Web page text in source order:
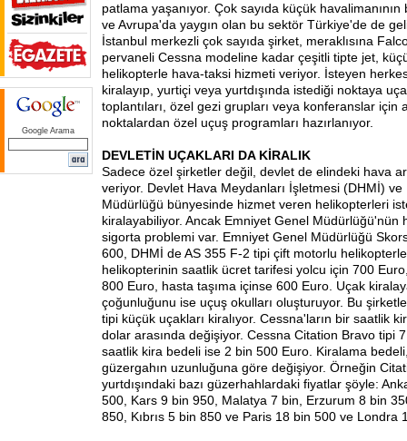
Google Arama
patlama yaşanıyor. Çok sayıda küçük
ve Avrupa'da yaygın olan bu sektör Türkiye'de de
İstanbul merkezli çok sayıda şirket, meraklısına
pervaneli Cessna modeline kadar çeşitli tipte jet,
helikopterle hava-taksi hizmeti veriyor. İsteyen
kiralayıp, yurtiçi veya yurtdışında istediği noktaya
toplantıları, özel gezi grupları veya konferanslar için
noktalardan özel uçuş programları hazırlanıyor.
DEVLETİN UÇAKLARI DA KİRALIK
Sadece özel şirketler değil, devlet de elindeki hava
veriyor. Devlet Hava Meydanları İşletmesi (DHMİ)
Müdürlüğü bünyesinde hizmet veren helikopterleri
kiralayabiliyor. Ancak Emniyet Genel Müdürlüğü'nün
sigorta problemi var. Emniyet Genel Müdürlüğü
600, DHMİ de AS 355 F-2 tipi çift motorlu
helikopterinin saatlik ücret tarifesi yolcu için 700
800 Euro, hasta taşıma içinse 600 Euro. Uçak
çoğunluğunu ise uçuş okulları oluşturuyor. Bu
tipi küçük uçakları kiralıyor. Cessna'ların bir saatlik
dolar arasında değişiyor. Cessna Citation Bravo tipi
saatlik kira bedeli ise 2 bin 500 Euro. Kiralama
güzergahın uzunluğuna göre değişiyor. Örneğin
yurtdışındaki bazı güzerhahlardaki fiyatlar şöyle:
500, Kars 9 bin 950, Malatya 7 bin, Erzurum 8 bin
850, Kıbrıs 5 bin 850 ve Paris 18 bin 500 ve Londra